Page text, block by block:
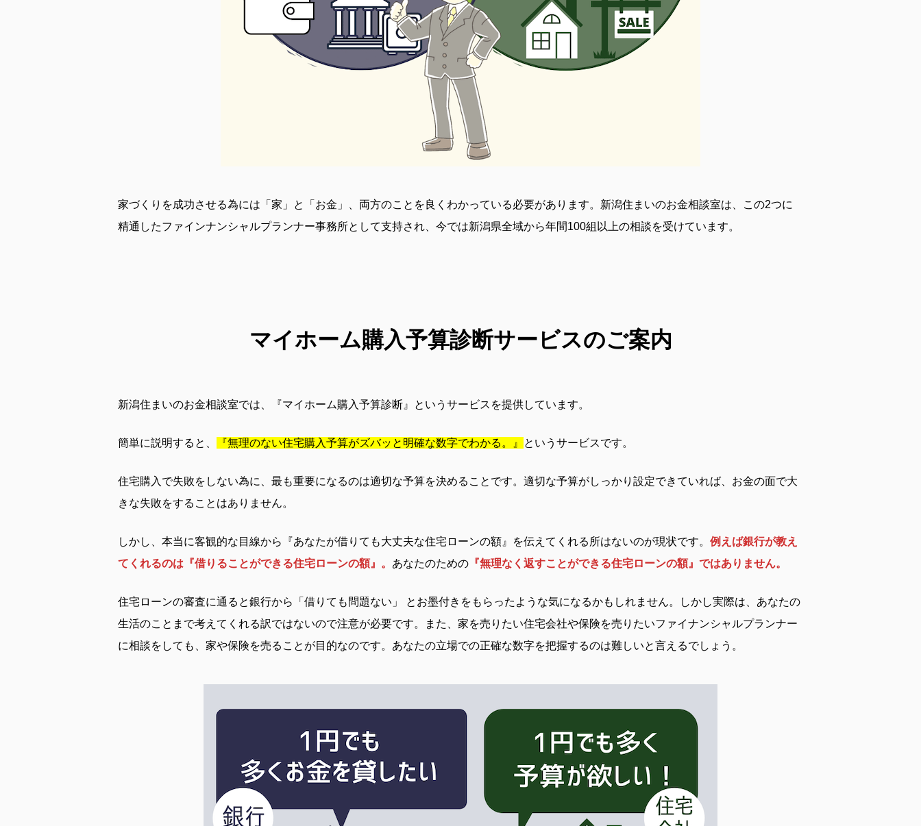
家づくりを成功させる為には「家」と「お金」、両方のことを良くわかっている必要があります。新潟住まいのお金相談室は、この2つに
精通したファインナンシャルプランナー事務所として支持され、今では新潟県全域から年間100組以上の相談を受けています。
マイホーム購入予算診断サービスのご案内
新潟住まいのお金相談室では、『マイホーム購入予算診断』というサービスを提供しています。
簡単に説明すると、 『無理のない住宅購入予算がズバッと明確な数字でわかる。』 というサービスです。
住宅購入で失敗をしない為に、最も重要になるのは適切な予算を決めることです。適切な予算がしっかり設定できていれば、お金の面で大
きな失敗をすることはありません。
しかし、本当に客観的な目線から『あなたが借りても大丈夫な住宅ローンの額』を伝えてくれる所はないのが現状です。 例えば銀行が教え
てくれるのは『借りることができる住宅ローンの額』。 あなたのための 『無理なく返すことができる住宅ローンの額』ではありません。
住宅ローンの審査に通ると銀行から「借りても問題ない」 とお墨付きをもらったような気になるかもしれません。しかし実際は、あなたの
生活のことまで考えてくれる訳ではないので注意が必要です。また、家を売りたい住宅会社や保険を売りたいファイナンシャルプランナー
に相談をしても、家や保険を売ることが目的なのです。あなたの立場での正確な数字を把握するのは難しいと言えるでしょう。